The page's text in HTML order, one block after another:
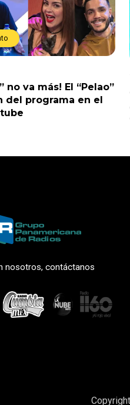
no va más! El “Pelao”
del programa en el
nosotros, contáctanos